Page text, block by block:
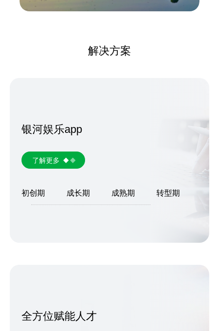
解决方案
银河娱乐app
了解更多
初创期 成长期 成熟期 转型期
全方位赋能人才